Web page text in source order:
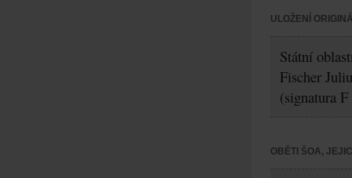
ULOŽENÍ
Státní
Fischer
(signatura
OBĚTI ŠOA,